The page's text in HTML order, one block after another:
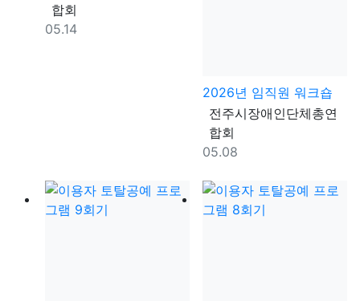
합회
등록일
05.14
2026년 임직원 워크숍
등록자
전주시장애인단체총연
합회
등록일
05.08